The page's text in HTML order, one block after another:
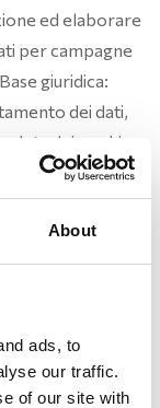
About
ads, to
our traffic.
of our site with
ed elaborare
per campagne
giuridica:
dei dati,
dei cookie,
sono
cookie”
di
sui trattamenti di